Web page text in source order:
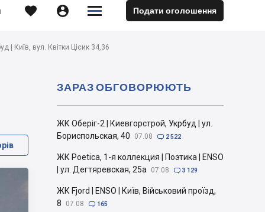
  

 Подати оголошення
| Київ, вул. Квітки Цісик 34,36
ЖК Оберіг-2 | Киевгорстрой, Укрбуд | ул.
Бориспольская, 40
07.08  2 522
ЖК Poetica, 1-я коллекция | Поэтика | ENSO
| ул. Дегтяревская, 25а
07.08  3 129
ЖК Fjord | ENSO | Київ, Військовий проїзд,
8
07.08  165
ЗАРАЗ ОБГОВОРЮЮТЬ